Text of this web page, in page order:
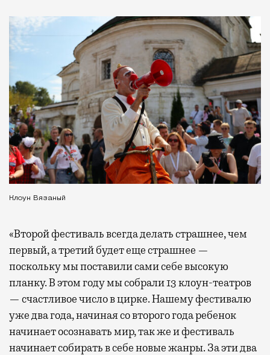
Клоун Вязаный
«Второй фестиваль всегда делать страшнее, чем
первый, а третий будет еще страшнее —
поскольку мы поставили сами себе высокую
планку. В этом году мы собрали 13 клоун-театров
— счастливое число в цирке. Нашему фестивалю
уже два года, начиная со второго года ребенок
начинает осознавать мир, так же и фестиваль
начинает собирать в себе новые жанры. За эти два